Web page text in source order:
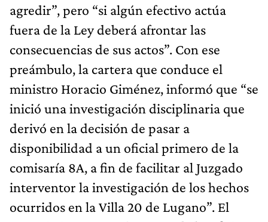
agredir”, pero “si algún efectivo actúa
fuera de la Ley deberá afrontar las
consecuencias de sus actos”. Con ese
preámbulo, la cartera que conduce el
ministro Horacio Giménez, informó que “se
inició una investigación disciplinaria que
derivó en la decisión de pasar a
disponibilidad a un oficial primero de la
comisaría 8A, a fin de facilitar al Juzgado
interventor la investigación de los hechos
ocurridos en la Villa 20 de Lugano”. El